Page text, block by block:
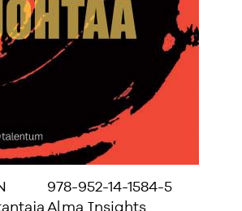
978-952-14-1584-5
Alma Insights